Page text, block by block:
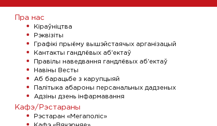
Пра нас
Кіраўніцтва
Рэквізіты
Графікі прыёму вышэйстаячых арганізацый
Кантакты гандлёвых аб'ектаў
Правілы наведвання гандлёвых аб'ектаў
Навіны Весты
Аб барацьбе з карупцыяй
Палітыка абароны персанальных дадзеных
Адзіны дзень інфармавання
Кафэ/Рэстараны
Рэстаран «Мегаполіс»